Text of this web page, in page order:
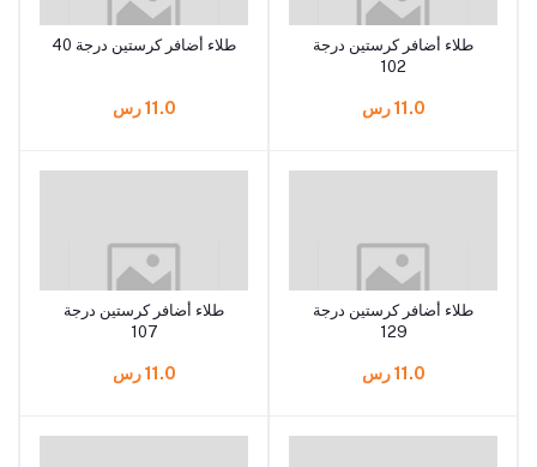
طلاء أضافر كرستين درجة
102
11.0 رس
طلاء أضافر كرستين درجة 40
11.0 رس
طلاء أضافر كرستين درجة
129
11.0 رس
طلاء أضافر كرستين درجة
107
11.0 رس